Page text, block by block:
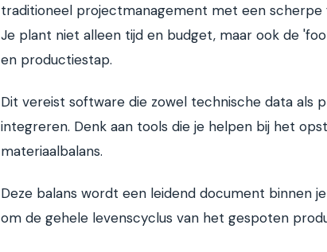
traditioneel projectmanagement met een scherpe
Je plant niet alleen tijd en budget, maar ook de
en productiestap.
Dit vereist software die zowel technische data als
integreren. Denk aan tools die je helpen bij het
materiaalbalans.
Deze balans wordt een leidend document binnen
om de gehele levenscyclus van het gespoten